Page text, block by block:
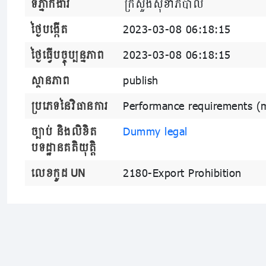
ទីភ្នាក់ងារ
ក្រសួងសុខាភិបាល
ថ្ងៃបង្កើត
2023-03-08 06:18:15
ថ្ងៃធ្វើបច្ចុប្បន្នភាព
2023-03-08 06:18:15
ស្ថានភាព
publish
ប្រភេទនៃវិធានការ
Performance requirements
ច្បាប់ និងលិខិត
បទដ្ឋានគតិយុត្តិ
Dummy legal
លេខកូដ UN 2180-Export Prohibition